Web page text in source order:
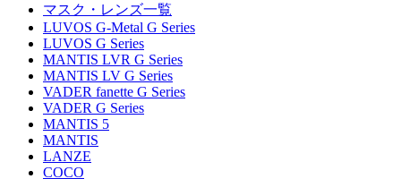
マスク・レンズ一覧
LUVOS G-Metal G Series
LUVOS G Series
MANTIS LVR G Series
MANTIS LV G Series
VADER fanette G Series
VADER G Series
MANTIS 5
MANTIS
LANZE
COCO